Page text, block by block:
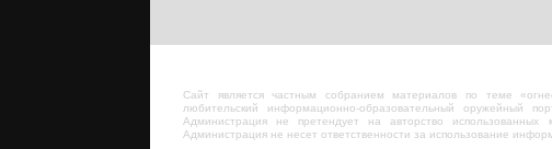
Сайт является частным собранием материалов по теме
любительский информационно-образовательный оружейный
Администрация не претендует на авторство
Администрация не несет ответственности за использование